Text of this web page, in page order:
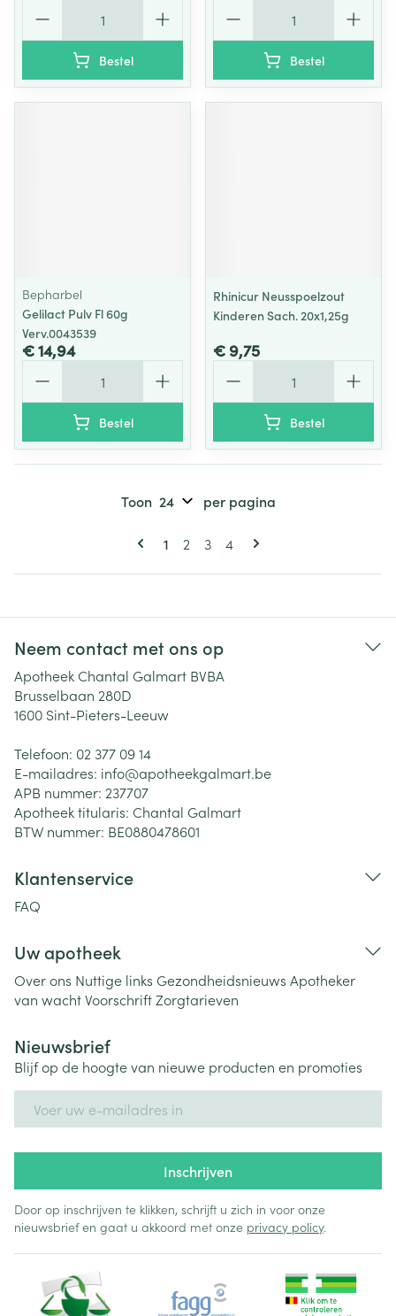
Bestel Bestel
Bepharbel
Gelilact Pulv Fl 60g
Verv.0043539
€ 14,94
Bestel
Rhinicur Neusspoelzout
Kinderen Sach. 20x1,25g
€ 9,75
Bestel
Pagina's
U lees momenteel pagina
1 Pagina
2 Pagina
3 Pagina
4
Toon per pagina
Neem contact met ons op
Apotheek Chantal Galmart BVBA
Brusselbaan 280D
1600 Sint-Pieters-Leeuw
Telefoon: 02 377 09 14
E-mailadres: info@apotheekgalmart.be
APB nummer: 237707
Apotheek titularis: Chantal Galmart
BTW nummer: BE0880478601
Klantenservice
FAQ
Uw apotheek
Over ons Nuttige links Gezondheidsnieuws Apotheker
van wachtVoorschriftZorgtarieven
Nieuwsbrief
Blijf op de hoogte van nieuwe producten en promoties
Inschrijven
Door op inschrijven te klikken, schrijft u zich in voor onze
nieuwsbrief en gaat u akkoord met onze privacy policy.